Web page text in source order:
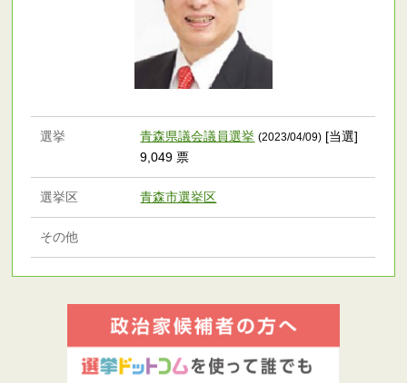
選挙 青森県議会議員選挙 (2023/04/09) [当選]
9,049 票
選挙区 青森市選挙区
その他